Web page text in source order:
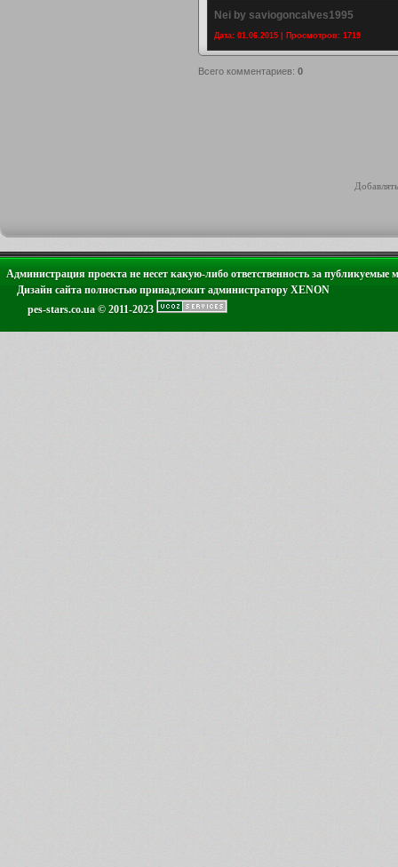
Nei by saviogoncalves1995
Дата: 01.06.2015 | Просмотров: 1719
Всего комментариев: 0
Администрация проекта не несет какую-либо ответственность за публикуемые
Дизайн сайта полностью принадлежит администратору XENON
pes-stars.co.ua © 2011-2023